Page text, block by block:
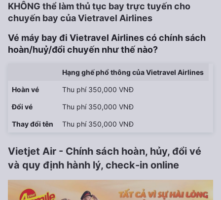
KHÔNG thể làm thủ tục bay trực tuyến cho
chuyến bay của Vietravel Airlines
Vé máy bay đi Vietravel Airlines có chính sách
hoàn/huỷ/đổi chuyến như thế nào?
Hạng ghế phổ thông của Vietravel Airlines
Hoàn vé Thu phí 350,000 VNĐ
Đổi vé Thu phí 350,000 VNĐ
Thay đổi tên Thu phí 350,000 VNĐ
Vietjet Air - Chính sách hoàn, hủy, đổi vé
và quy định hành lý, check-in online